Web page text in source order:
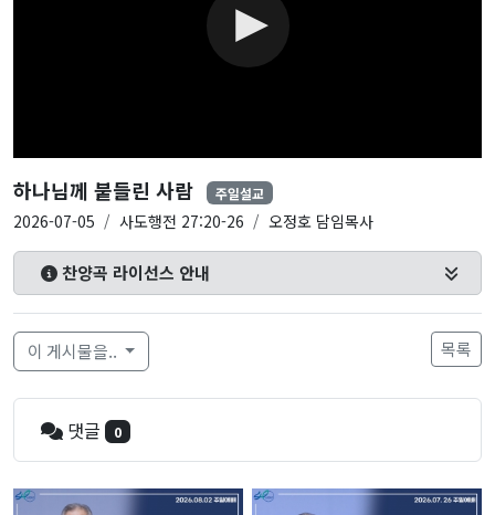
하나님께 붙들린 사람 주일설교
2026-07-05 사도행전 27:20-26 오정호 담임목사
찬양곡 라이선스 안내
이 게시물을.. 목록
댓글 0